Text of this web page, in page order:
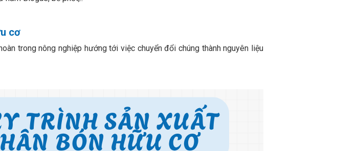
cơ
trong nông nghiệp hướng tới việc chuyển đổi chúng thành nguyên liệu